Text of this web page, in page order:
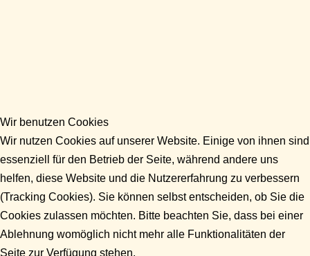
Wir benutzen Cookies
Wir nutzen Cookies auf unserer Website. Einige von ihnen sind
essenziell für den Betrieb der Seite, während andere uns
helfen, diese Website und die Nutzererfahrung zu verbessern
(Tracking Cookies). Sie können selbst entscheiden, ob Sie die
Cookies zulassen möchten. Bitte beachten Sie, dass bei einer
Ablehnung womöglich nicht mehr alle Funktionalitäten der
Seite zur Verfügung stehen.